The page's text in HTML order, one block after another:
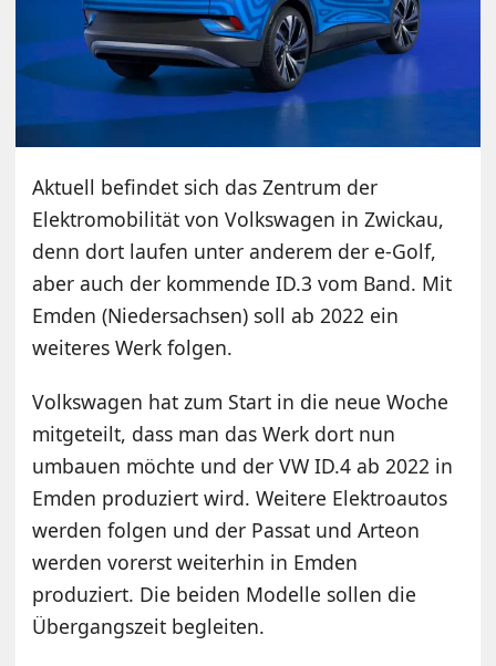
Aktuell befindet sich das Zentrum der
Elektromobilität von Volkswagen in Zwickau,
denn dort laufen unter anderem der e-Golf,
aber auch der kommende ID.3 vom Band. Mit
Emden (Niedersachsen) soll ab 2022 ein
weiteres Werk folgen.
Volkswagen hat zum Start in die neue Woche
mitgeteilt, dass man das Werk dort nun
umbauen möchte und der VW ID.4 ab 2022 in
Emden produziert wird. Weitere Elektroautos
werden folgen und der Passat und Arteon
werden vorerst weiterhin in Emden
produziert. Die beiden Modelle sollen die
Übergangszeit begleiten.